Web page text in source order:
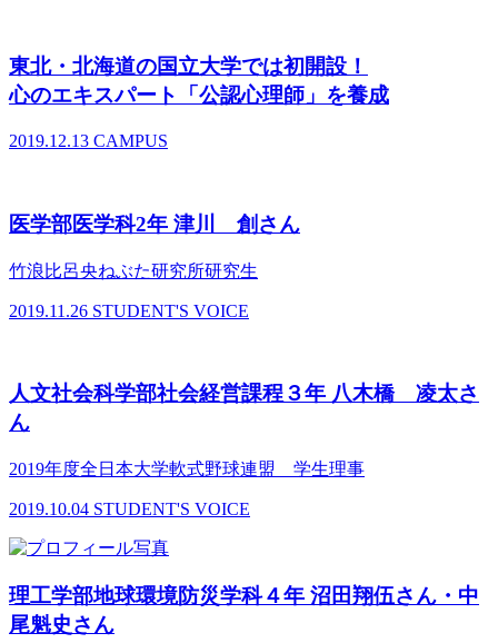
東北・北海道の国立大学では初開設！
心のエキスパート「公認心理師」を養成
2019.12.13 CAMPUS
医学部医学科2年 津川 創さん
竹浪比呂央ねぶた研究所研究生
2019.11.26 STUDENT'S VOICE
人文社会科学部社会経営課程３年 八木橋 凌太さ
ん
2019年度全日本大学軟式野球連盟 学生理事
2019.10.04 STUDENT'S VOICE
理工学部地球環境防災学科４年 沼田翔伍さん・中
尾魁史さん